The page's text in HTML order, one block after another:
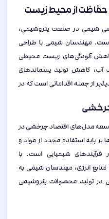
از محیط زیست
شیمی در صنعت پتروشیمی،
مهندسان شیمی با طراحی
کاهش آلودگی‌های زیست محیطی
کاهش تولید پسماندهای
از جمله اقداماتی است که در
چرخشی
مدل‌های اقتصاد چرخشی در
پایه استفاده مجدد از مواد و
فرآیندهای شیمیایی است. با
منابع انرژی، مهندسان شیمی به
تولید محصولات پتروشیمی